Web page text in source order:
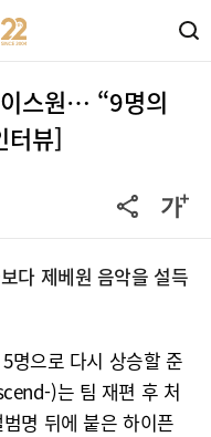
스원… “9명의
터뷰]
다 제베원 음악을 설득
명으로 다시 상승할 준
)는 팀 재편 후 처
명 뒤에 붙은 하이픈